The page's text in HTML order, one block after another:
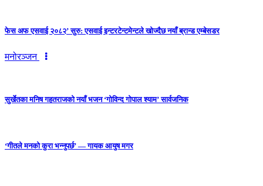
फेस अफ एसवाई २०८२’ सुरु: एसवाई इन्टरटेन्टमेन्टले खोज्दैछ नयाँ ब्रान्ड एम्बेसडर
मनोरञ्जन
सुर्खेतका मनिष गहतराजको नयाँ भजन ‘गोविन्द गोपाल श्याम’ सार्वजनिक
‘गीतले मनको कुरा भन्नुपर्छ’ — गायक आयुष मगर